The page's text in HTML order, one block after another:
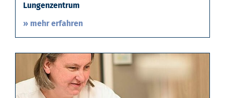
Lungenzentrum
» mehr erfahren